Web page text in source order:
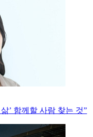
’ 함께할 사람 찾는 것”